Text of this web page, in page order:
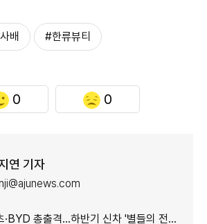
배 #한류뷰티
0 0
연 기자
총출격...하반기 신차 '별들의 전쟁'